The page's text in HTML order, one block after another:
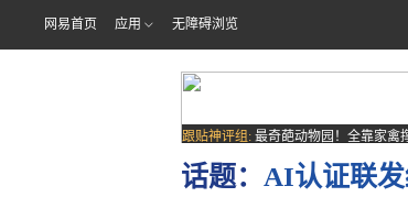
网易首页 应用 无障碍浏览
跟贴神评组: 最奇葩动物园！全靠家禽
场子
话题： AI认证联